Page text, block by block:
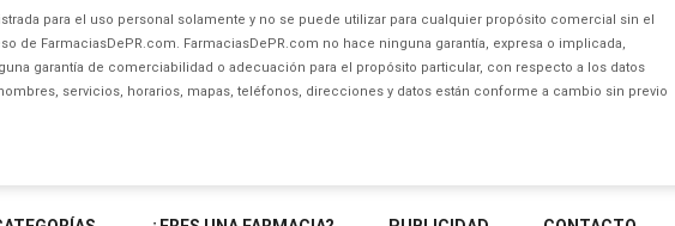
para el uso personal solamente y no se puede utilizar para cualquier propósito comercial sin el
de FarmaciasDePR.com. FarmaciasDePR.com no hace ninguna garantía, expresa o implicada,
garantía de comerciabilidad o adecuación para el propósito particular, con respecto a los datos
servicios, horarios, mapas, teléfonos, direcciones y datos están conforme a cambio sin previo